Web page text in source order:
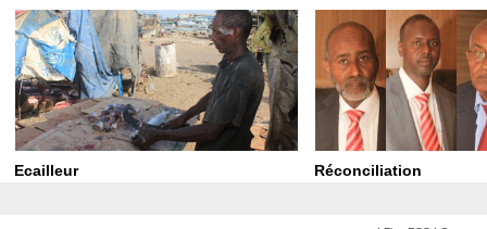
Ecailleur Réconciliation